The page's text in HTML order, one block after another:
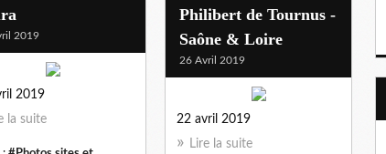
2019
2019
la suite
Philibert de Tournus -
Saône & Loire
26 Avril 2019
22 avril 2019
Lire la suite